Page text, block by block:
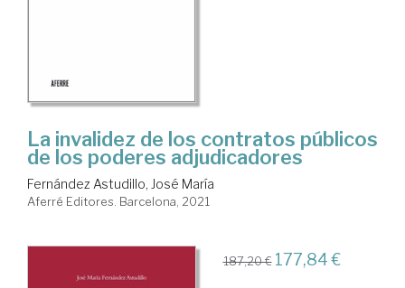
La invalidez de los contratos públicos
de los poderes adjudicadores
Fernández Astudillo, José María
Aferré Editores. Barcelona, 2021
187,20 € 177,84 €